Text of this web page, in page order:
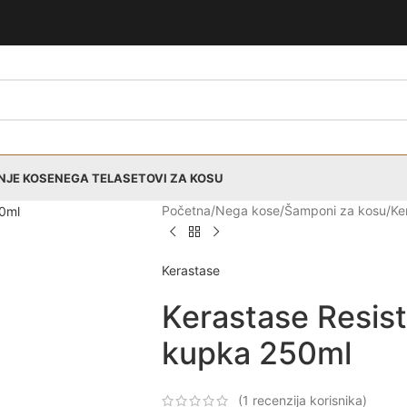
KOSENEGA TELASETOVI ZA KOSU
Početna Nega kose Šamponi za kosu
Kerastase
Kerastase
kupka 250ml
(1 recenzija korisnika)